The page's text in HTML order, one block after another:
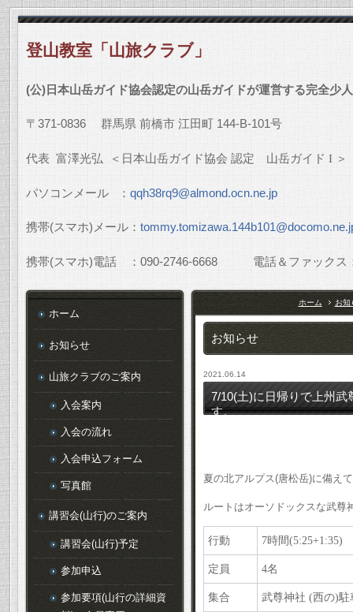
登山教室「山旅クラブ」
(公)日本山岳ガイド協会認定の山岳ガイドが運営する完全少
〒 371-0836 群馬県 前橋市 江田町 144-B-101号
代表 富澤光弘 ＜日本山岳ガイド協会 認定 山岳ガイド I ＞
パソコンメール ： qqh38rq9@almond.ocn.ne.jp
携帯(スマホ)メール：
携帯(スマホ)電話 ： 090-2746-6668電話＆ファックス
ホーム お知
お知らせ
2021.06.14
7/10(土)に日帰りで上州
す。
夏の北アルプス(唐松岳)に備え
ルートはオーソドックスな武尊
行動 7時間(5:25+1:35)
定員 4名
集合 武尊神社 (西の)駐
ホーム
お知らせ
山旅クラブのご案内
入会案内
入会の流れ
入会申込フォーム
写真館
講習会(山行)のご案内
講習会(山行)予定
参加申込
参加要項(山行の詳細資